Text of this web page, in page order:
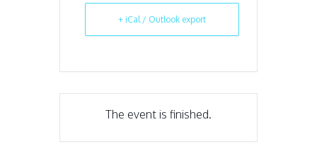
+ iCal / Outlook export
The event is finished.